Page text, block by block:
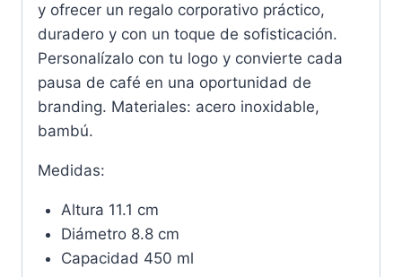
y ofrecer un regalo corporativo práctico,
duradero y con un toque de sofisticación.
Personalízalo con tu logo y convierte cada
pausa de café en una oportunidad de
branding. Materiales: acero inoxidable,
bambú.
Medidas:
Altura 11.1 cm
Diámetro 8.8 cm
Capacidad 450 ml